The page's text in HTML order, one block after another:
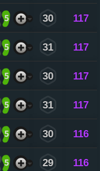
5 30 117
5 31 117
5 30 117
5 31 117
5 30 116
5 29 116